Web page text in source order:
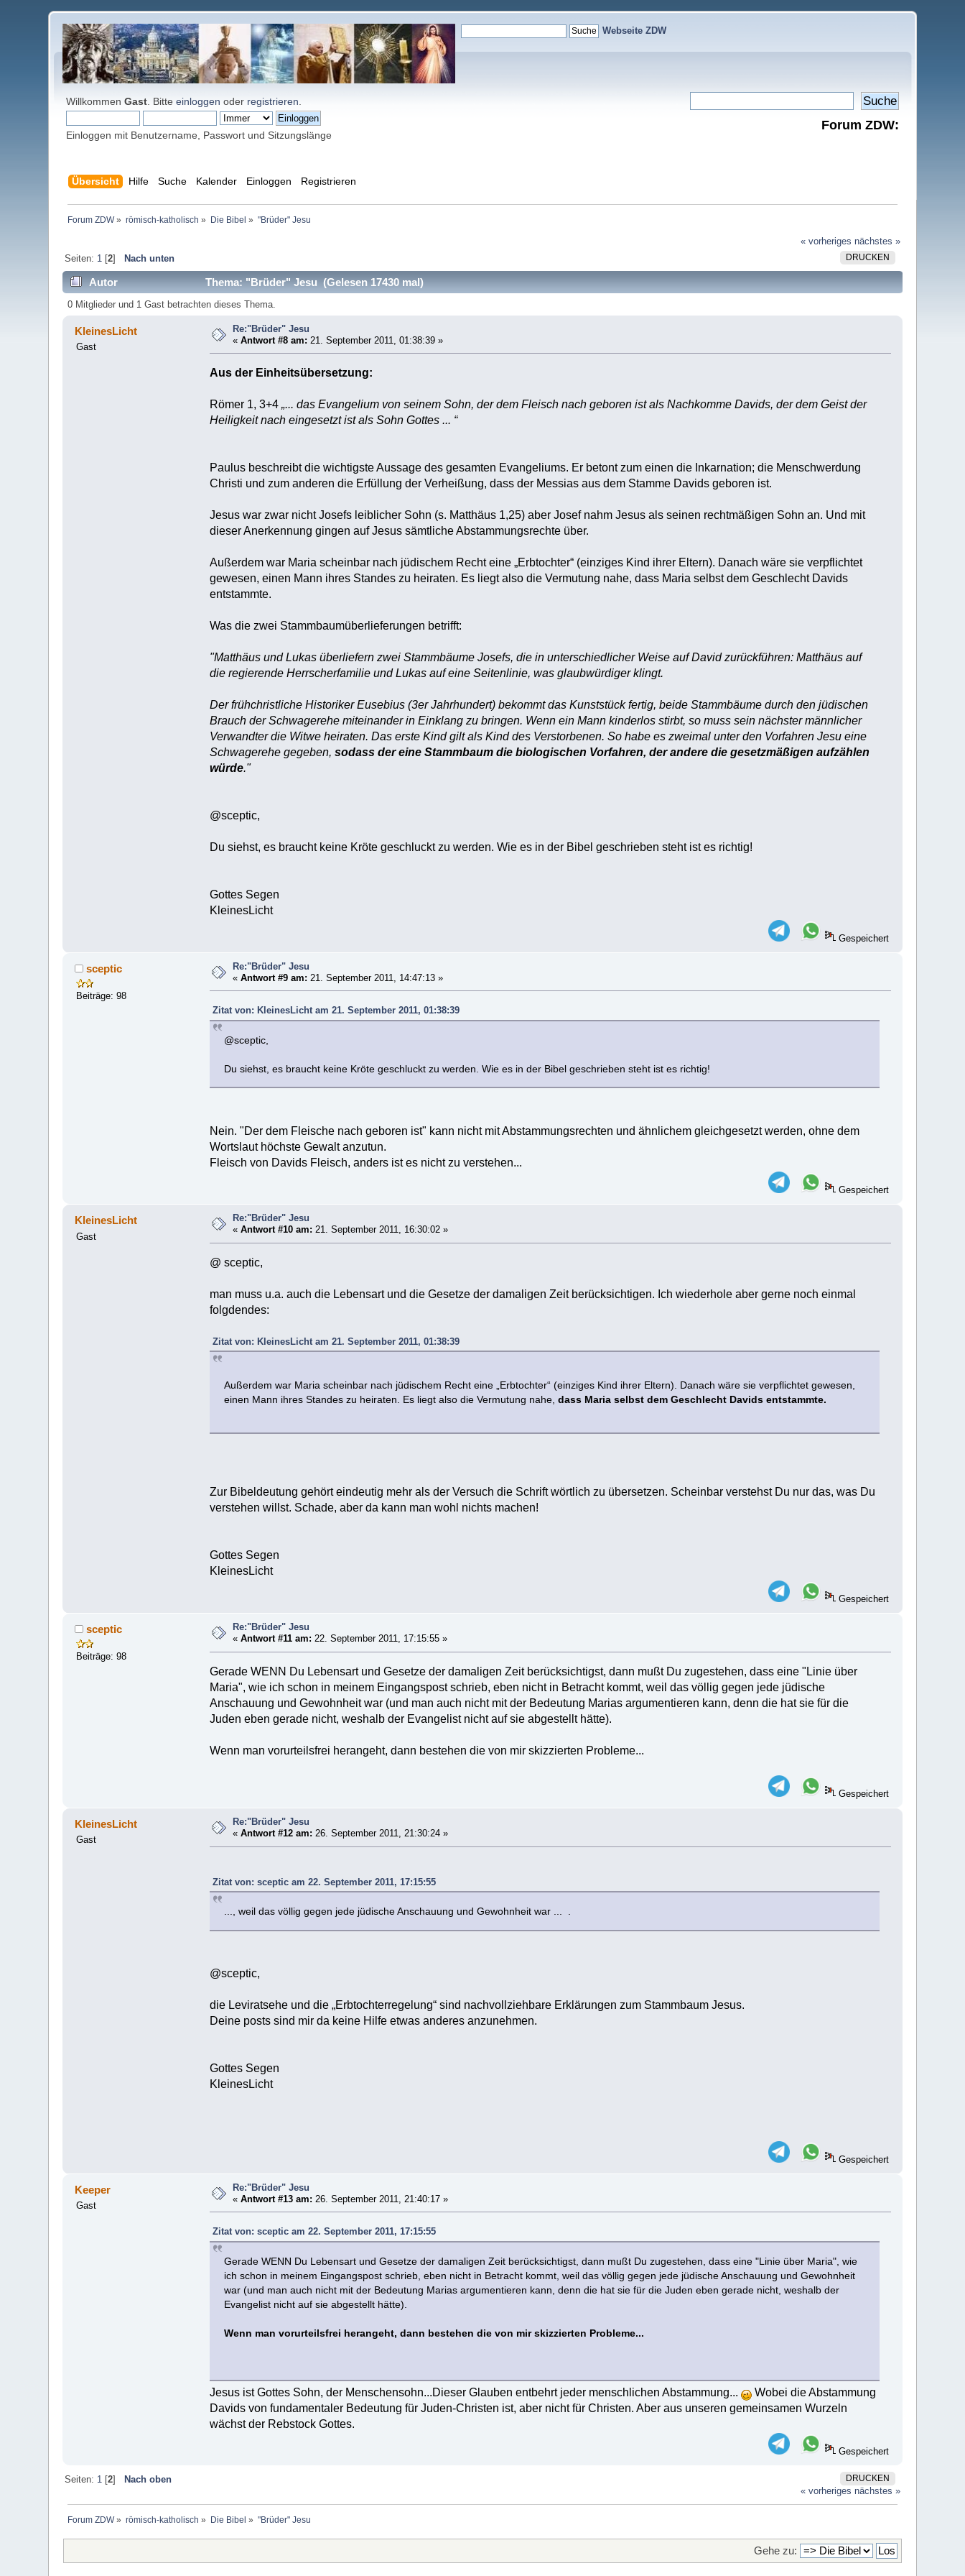
Webseite ZDW
WillkommenGast . Bitteeinloggen oder registrieren
Einloggen mit Benutzername, Passwort und Sitzungslänge
Forum ZDW:
Übersicht Hilfe Suche Kalender Einloggen Registrieren
Forum ZDW» römisch-katholisch » Die Bibel » "Brüder" Jesu
« vorheriges nächstes »
DRUCKEN
Seiten: 1[2] Nach unten
Autor Thema: "Brüder" Jesu (Gelesen 17430 mal)
0 Mitglieder und 1 Gast betrachten dieses Thema.
KleinesLicht
Gast
Re:"Brüder" Jesu
«Antwort #8 am: 21. September 2011, 01:38:39 »
Aus der Einheitsübersetzung:
Römer 1, 3+4 „... das Evangelium von seinem Sohn, der dem Fleisch nach geboren ist als Nachkomme Davids, der dem Geist der
Heiligkeit nach eingesetzt ist als Sohn Gottes ... “
Paulus beschreibt die wichtigste Aussage des gesamten Evangeliums. Er betont zum einen die Inkarnation; die Menschwerdung
Christi und zum anderen die Erfüllung der Verheißung, dass der Messias aus dem Stamme Davids geboren ist.
Jesus war zwar nicht Josefs leiblicher Sohn (s. Matthäus 1,25) aber Josef nahm Jesus als seinen rechtmäßigen Sohn an. Und mit
dieser Anerkennung gingen auf Jesus sämtliche Abstammungsrechte über.
Außerdem war Maria scheinbar nach jüdischem Recht eine „Erbtochter“ (einziges Kind ihrer Eltern). Danach wäre sie verpflichtet
gewesen, einen Mann ihres Standes zu heiraten. Es liegt also die Vermutung nahe, dass Maria selbst dem Geschlecht Davids
entstammte.
Was die zwei Stammbaumüberlieferungen betrifft:
"Matthäus und Lukas überliefern zwei Stammbäume Josefs, die in unterschiedlicher Weise auf David zurückführen: Matthäus auf
die regierende Herrscherfamilie und Lukas auf eine Seitenlinie, was glaubwürdiger klingt.
Der frühchristliche Historiker Eusebius (3er Jahrhundert) bekommt das Kunststück fertig, beide Stammbäume durch den jüdischen
Brauch der Schwagerehe miteinander in Einklang zu bringen. Wenn ein Mann kinderlos stirbt, so muss sein nächster männlicher
Verwandter die Witwe heiraten. Das erste Kind gilt als Kind des Verstorbenen. So habe es zweimal unter den Vorfahren Jesu eine
Schwagerehe gegeben, sodass der eine Stammbaum die biologischen Vorfahren, der andere die gesetzmäßigen aufzählen
würde."
@sceptic,
Du siehst, es braucht keine Kröte geschluckt zu werden. Wie es in der Bibel geschrieben steht ist es richtig!
Gottes Segen
KleinesLicht
Gespeichert
sceptic
Beiträge: 98
Re:"Brüder" Jesu
«Antwort #9 am: 21. September 2011, 14:47:13 »
Zitat von: KleinesLicht am 21. September 2011, 01:38:39
@sceptic,
Du siehst, es braucht keine Kröte geschluckt zu werden. Wie es in der Bibel geschrieben steht ist es richtig!
Nein. "Der dem Fleische nach geboren ist" kann nicht mit Abstammungsrechten und ähnlichem gleichgesetzt werden, ohne dem
Wortslaut höchste Gewalt anzutun.
Fleisch von Davids Fleisch, anders ist es nicht zu verstehen...
Gespeichert
KleinesLicht
Gast
Re:"Brüder" Jesu
«Antwort #10 am: 21. September 2011, 16:30:02 »
@ sceptic,
man muss u.a. auch die Lebensart und die Gesetze der damaligen Zeit berücksichtigen. Ich wiederhole aber gerne noch einmal
folgdendes:
Zitat von: KleinesLicht am 21. September 2011, 01:38:39
Außerdem war Maria scheinbar nach jüdischem Recht eine „Erbtochter“ (einziges Kind ihrer Eltern). Danach wäre sie verpflichtet gewesen,
einen Mann ihres Standes zu heiraten. Es liegt also die Vermutung nahe,dass Maria selbst dem Geschlecht Davids entstammte.
Zur Bibeldeutung gehört eindeutig mehr als der Versuch die Schrift wörtlich zu übersetzen. Scheinbar verstehst Du nur das, was Du
verstehen willst. Schade, aber da kann man wohl nichts machen!
Gottes Segen
KleinesLicht
Gespeichert
sceptic
Beiträge: 98
Re:"Brüder" Jesu
«Antwort #11 am: 22. September 2011, 17:15:55 »
Gerade WENN Du Lebensart und Gesetze der damaligen Zeit berücksichtigst, dann mußt Du zugestehen, dass eine "Linie über
Maria", wie ich schon in meinem Eingangspost schrieb, eben nicht in Betracht kommt, weil das völlig gegen jede jüdische
Anschauung und Gewohnheit war (und man auch nicht mit der Bedeutung Marias argumentieren kann, denn die hat sie für die
Juden eben gerade nicht, weshalb der Evangelist nicht auf sie abgestellt hätte).
Wenn man vorurteilsfrei herangeht, dann bestehen die von mir skizzierten Probleme...
Gespeichert
KleinesLicht
Gast
Re:"Brüder" Jesu
«Antwort #12 am: 26. September 2011, 21:30:24 »
Zitat von: sceptic am 22. September 2011, 17:15:55
..., weil das völlig gegen jede jüdische Anschauung und Gewohnheit war ... .
@sceptic,
die Leviratsehe und die „Erbtochterregelung“ sind nachvollziehbare Erklärungen zum Stammbaum Jesus.
Deine posts sind mir da keine Hilfe etwas anderes anzunehmen.
Gottes Segen
KleinesLicht
Gespeichert
Keeper
Gast
Re:"Brüder" Jesu
«Antwort #13 am: 26. September 2011, 21:40:17 »
Zitat von: sceptic am 22. September 2011, 17:15:55
Gerade WENN Du Lebensart und Gesetze der damaligen Zeit berücksichtigst, dann mußt Du zugestehen, dass eine "Linie über Maria", wie
ich schon in meinem Eingangspost schrieb, eben nicht in Betracht kommt, weil das völlig gegen jede jüdische Anschauung und Gewohnheit
war (und man auch nicht mit der Bedeutung Marias argumentieren kann, denn die hat sie für die Juden eben gerade nicht, weshalb der
Evangelist nicht auf sie abgestellt hätte).
Wenn man vorurteilsfrei herangeht, dann bestehen die von mir skizzierten Probleme...
Jesus ist Gottes Sohn, der Menschensohn...Dieser Glauben entbehrt jeder menschlichen Abstammung...
Wobei die Abstammung
Davids von fundamentaler Bedeutung für Juden-Christen ist, aber nicht für Christen. Aber aus unseren gemeinsamen Wurzeln
wächst der Rebstock Gottes.
Gespeichert
DRUCKEN
Seiten: 1 [2] Nach oben
« vorheriges nächstes »
Forum ZDW» römisch-katholisch » Die Bibel » "Brüder" Jesu
Gehe zu: